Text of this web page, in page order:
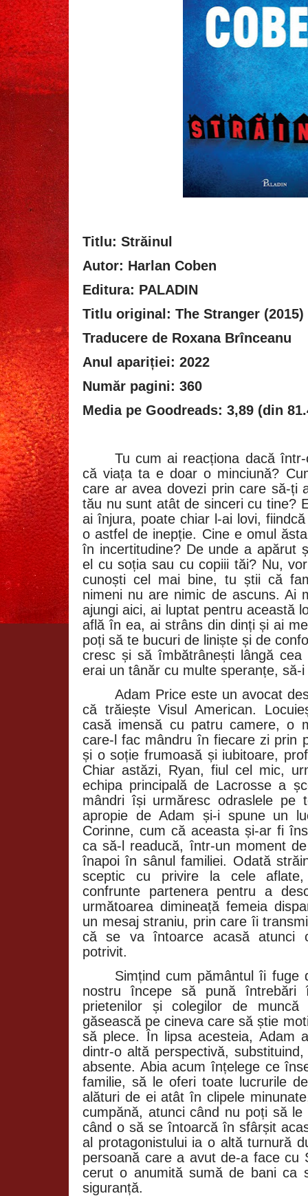
Titlu: Străinul
Autor: Harlan Coben
Editura: PALADIN
Titlu original: The Stranger (2015)
Traducere de Roxana Brînceanu
Anul apariției: 2022
Număr pagini: 360
Media pe Goodreads: 3,89 (din
Tu cum ai reacționa dacă
că viața ta e doar o minciună?
care ar avea dovezi prin care să-ți
tău nu sunt atât de sinceri cu tine?
ai înjura, poate chiar l-ai lovi,
o astfel de inepție. Cine e omul
în incertitudine? De unde a apărut
el cu soția sau cu copiii tăi? Nu,
cunoști cel mai bine, tu știi că
nimeni nu are nimic de ascuns. Ai
ajungi aici, ai luptat pentru această
află în ea, ai strâns din dinți și ai
poți să te bucuri de liniște și de
cresc și să îmbătrânești lângă
erai un tânăr cu multe speranțe, să-
Adam Price este un avocat
că trăiește Visul American.
casă imensă cu patru camere, o
care-l fac mândru în fiecare zi prin
și o soție frumoasă și iubitoare,
Chiar astăzi, Ryan, fiul cel mic,
echipa principală de Lacrosse a
mândri își urmăresc odraslele pe
apropie de Adam și-i spune un
Corinne, cum că aceasta și-ar fi
ca să-l readucă, într-un moment
înapoi în sânul familiei. Odată
sceptic cu privire la cele
confrunte partenera pentru a
următoarea dimineață femeia
un mesaj straniu, prin care îi
că se va întoarce acasă atunci
potrivit.
Simțind cum pământul îi fuge
nostru începe să pună întrebări
prietenilor și colegilor de
găsească pe cineva care să știe
să plece. În lipsa acesteia, Adam
dintr-o altă perspectivă,
absente. Abia acum înțelege ce
familie, să le oferi toate lucrurile
alături de ei atât în clipele
cumpănă, atunci când nu poți să
când o să se întoarcă în sfârșit
al protagonistului ia o altă turnură
persoană care a avut de-a face cu
cerut o anumită sumă de bani ca
siguranță.